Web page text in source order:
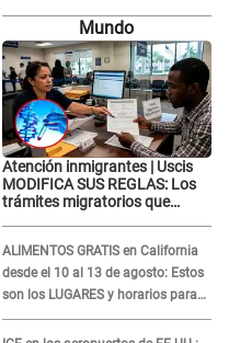
novio con animador de 'La Bella
Luz': "Un día..."Mundo
Atención inmigrantes | Uscis
MODIFICA SUS REGLAS: Los
trámites migratorios que
ALIMENTOS GRATIS en California
desde el 10 al 13 de agosto: Estos
son los LUGARES y horarios para
recibir la ayuda